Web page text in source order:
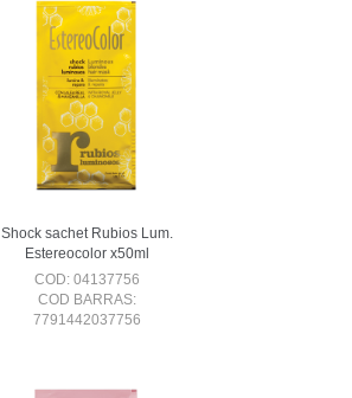
Shock sachet Rubios Lum.
Estereocolor x50ml
COD: 04137756
COD BARRAS:
7791442037756